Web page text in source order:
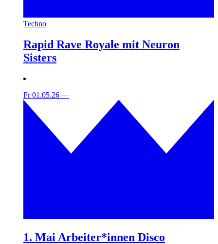
Techno
Rapid Rave Royale mit Neuron
Sisters
Fr 01.05.26 —
1. Mai Arbeiter*innen Disco